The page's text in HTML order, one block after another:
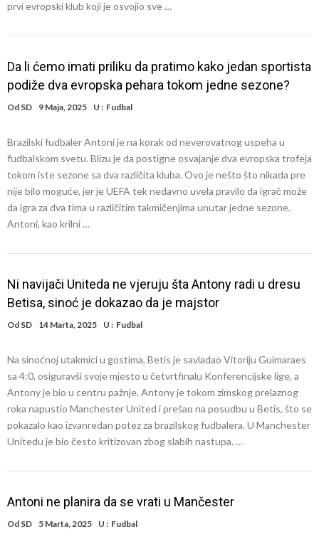
prvi evropski klub koji je osvojio sve …
Da li ćemo imati priliku da pratimo kako jedan sportista
podiže dva evropska pehara tokom jedne sezone?
Od SD 9 Maja, 2025 U : Fudbal
Brazilski fudbaler Antoni je na korak od neverovatnog uspeha u
fudbalskom svetu. Blizu je da postigne osvajanje dva evropska trofeja
tokom iste sezone sa dva različita kluba. Ovo je nešto što nikada pre
nije bilo moguće, jer je UEFA tek nedavno uvela pravilo da igrač može
da igra za dva tima u različitim takmičenjima unutar jedne sezone.
Antoni, kao krilni …
Ni navijači Uniteda ne vjeruju šta Antony radi u dresu
Betisa, sinoć je dokazao da je majstor
Od SD 14 Marta, 2025 U : Fudbal
Na sinoćnoj utakmici u gostima, Betis je savladao Vitoriju Guimaraes
sa 4:0, osiguravši svoje mjesto u četvrtfinalu Konferencijske lige, a
Antony je bio u centru pažnje. Antony je tokom zimskog prelaznog
roka napustio Manchester United i prešao na posudbu u Betis, što se
pokazalo kao izvanredan potez za brazilskog fudbalera. U Manchester
Unitedu je bio često kritizovan zbog slabih nastupa. …
Antoni ne planira da se vrati u Mančester
Od SD 5 Marta, 2025 U : Fudbal